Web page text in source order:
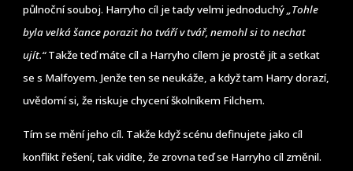
půlnoční souboj. Harryho cíl je tady velmi jednoduchý„Tohle
byla velká šance porazit ho tváří v tvář, nemohl si to nechat
ujít.“Takže teď máte cíl a Harryho cílem je prostě jít a setkat
se s Malfoyem. Jenže ten se neukáže, a když tam Harry dorazí,
uvědomí si, že riskuje chycení školníkem Filchem.
Tím se mění jeho cíl. Takže když scénu definujete jako cíl
konflikt řešení, tak vidíte, že zrovna teď se Harryho cíl změnil.